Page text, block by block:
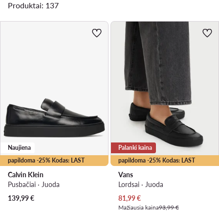
Produktai: 137
papildoma -25% Kodas: LAST
Naujiena
Calvin Klein
Pusbačiai · Juoda
139,99€
papildoma -25% Kodas: LAST
Palanki kaina
Vans
Lordsai · Juoda
Dabartinė kaina
81,99€
Mažiausia kaina93,99 €